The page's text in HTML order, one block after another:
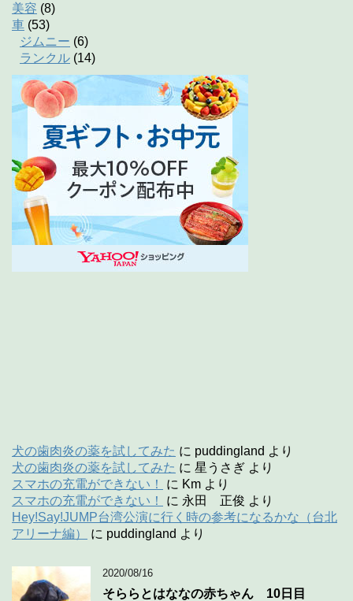
美容 (8)
車 (53)
ジムニー (6)
ランクル (14)
犬の歯肉炎の薬を試してみた に puddingland より
犬の歯肉炎の薬を試してみた に 星うさぎ より
スマホの充電ができない！
に Km より
スマホの充電ができない！
に 永田 正俊 より
Hey!Say!JUMP台湾公演に行く時の参考になるかな（台北
アリーナ編）
に puddingland より
2020/08/16
そららとはななの赤ちゃん 10日目